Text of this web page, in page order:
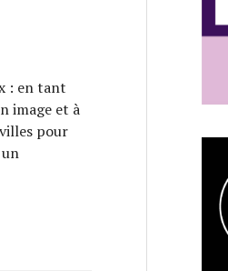
: en tant
image et à
pour
Belge (4/5)